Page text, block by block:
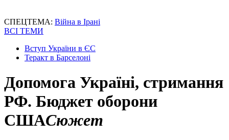
СПЕЦТЕМА: Війна в Ірані
ВСІ ТЕМИ
Вступ України в ЄС
Теракт в Барселоні
Допомога Україні, стримання
РФ. Бюджет оборони
СШАСюжет